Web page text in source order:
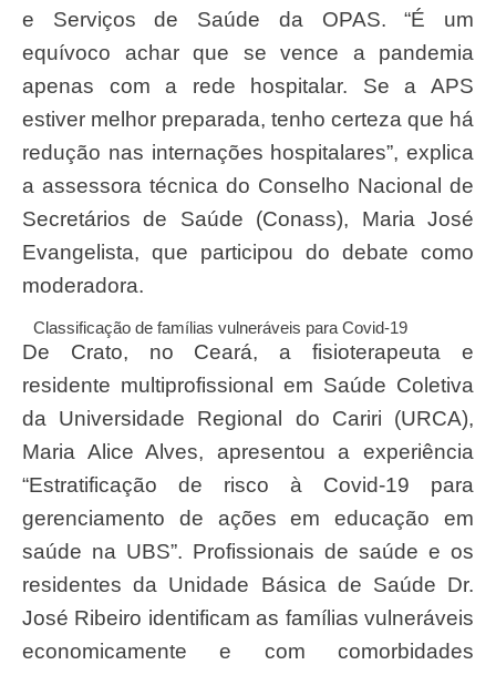
e Serviços de Saúde da OPAS. “É um
equívoco achar que se vence a pandemia
apenas com a rede hospitalar. Se a APS
estiver melhor preparada, tenho certeza que há
redução nas internações hospitalares”, explica
a assessora técnica do Conselho Nacional de
Secretários de Saúde (Conass), Maria José
Evangelista, que participou do debate como
moderadora.
Classificação de famílias vulneráveis para Covid-19
De Crato, no Ceará, a fisioterapeuta e
residente multiprofissional em Saúde Coletiva
da Universidade Regional do Cariri (URCA),
Maria Alice Alves, apresentou a experiência
“Estratificação de risco à Covid-19 para
gerenciamento de ações em educação em
saúde na UBS”. Profissionais de saúde e os
residentes da Unidade Básica de Saúde Dr.
José Ribeiro identificam as famílias vulneráveis
economicamente e com comorbidades